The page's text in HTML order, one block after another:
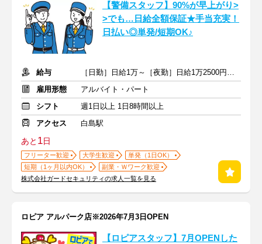
【警備スタッフ】90%が早上がり>
>でも…日給全額保証★手当充実！
日払い◎単発/短期OK♪
給与
［日勤］日給1万～［夜勤］日給1万2500円～(深夜手当込み)
雇用形態
アルバイト・パート
シフト
週1日以上 1日8時間以上
アクセス
白島駅
あと 1日
フリーター歓迎 大学生歓迎
単発（1日OK）
短期（1ヶ月以内OK）
副業・Ｗワーク歓迎
株式会社ガードセキュリティの求人一覧を見る
ロピア アルパーク店※2026年7月3日OPEN
【ロピアスタッフ】7月OPENした